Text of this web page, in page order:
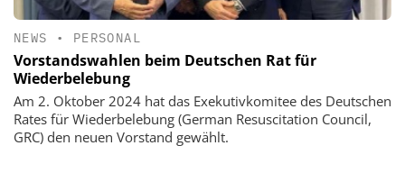
NEWS • PERSONAL
Vorstandswahlen beim Deutschen Rat für
Wiederbelebung
Am 2. Oktober 2024 hat das Exekutivkomitee des Deutschen
Rates für Wiederbelebung (German Resuscitation Council,
GRC) den neuen Vorstand gewählt.